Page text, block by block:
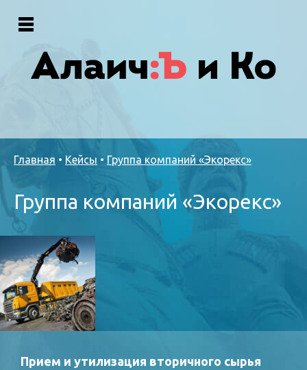
Главная • Кейсы • Группа компаний «Экорекс»
Группа компаний «Экорекс»
Прием и утилизация вторичного сырья